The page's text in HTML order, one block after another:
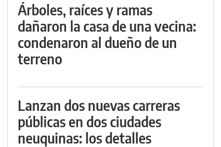
Árboles, raíces y ramas
dañaron la casa de una vecina:
condenaron al dueño de un
terreno
Lanzan dos nuevas carreras
públicas en dos ciudades
neuquinas: los detalles